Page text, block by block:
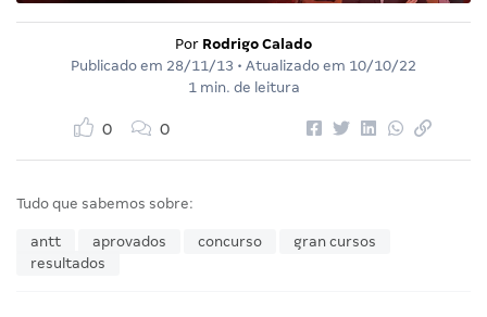
Por Rodrigo Calado
Publicado em 28/11/13 • Atualizado em 10/10/22
1 min. de leitura
0 0
Tudo que sabemos sobre:
antt aprovados concurso
gran cursos
resultados